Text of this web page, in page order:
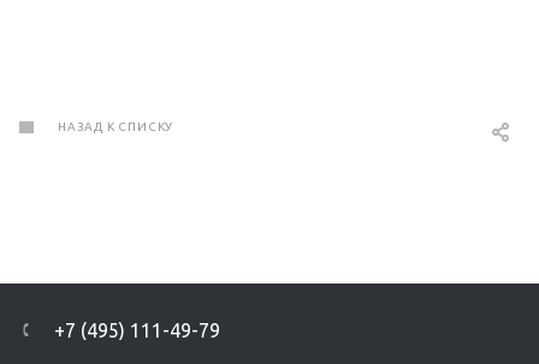
НАЗАД К СПИСКУ
+7 (495) 111-49-79